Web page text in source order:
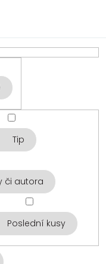
Tip
či autora
Poslední kusy